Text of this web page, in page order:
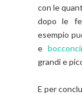
con le
dopo le
esempio
e
grandi e
E per